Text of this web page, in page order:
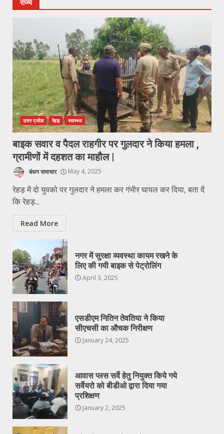
राज्य
उत्तर प्रदेश रेहड़ स्वास्थ्य
बाइक सवार व पैदल राहगीर पर गुलदार ने किया हमला ,
ग्रामीणों में दहशत का माहौल |
बंधन समाचार May 4, 2025
रेहड़ में दो युवको पर गुलदार ने हमला कर गंभीर घायल कर दिया, बता दें
कि रेहड़...
Read More
नगर में सुरक्षा व्यवस्था कायम रखने के
लिए की गयी बाइक से पेट्रोलिंग
April 3, 2025
एसडीएम नितिन तेवतिया ने किया
सीएचसी का औचक निरीक्षण
January 24, 2025
आवास प्लस सर्वे हेतु नियुक्त किये गये
सर्वेयरो को बीडीओ द्वारा दिया गया
प्रशिक्षण
January 2, 2025